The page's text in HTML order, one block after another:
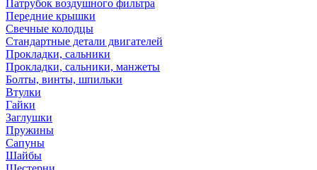
Патрубок воздушного фильтра
Передние крышки
Свечные колодцы
Стандартные детали двигателей
Прокладки, сальники
Прокладки, сальники, манжеты
Болты, винты, шпильки
Втулки
Гайки
Заглушки
Пружины
Сапуны
Шайбы